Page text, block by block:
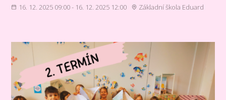
16. 12. 2025 09:00 - 16. 12. 2025 12:00 Základní škola Eduard